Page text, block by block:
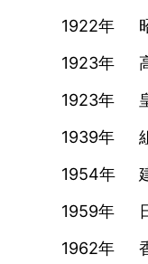
1922
1923
1923
1939
1954
1959
1962